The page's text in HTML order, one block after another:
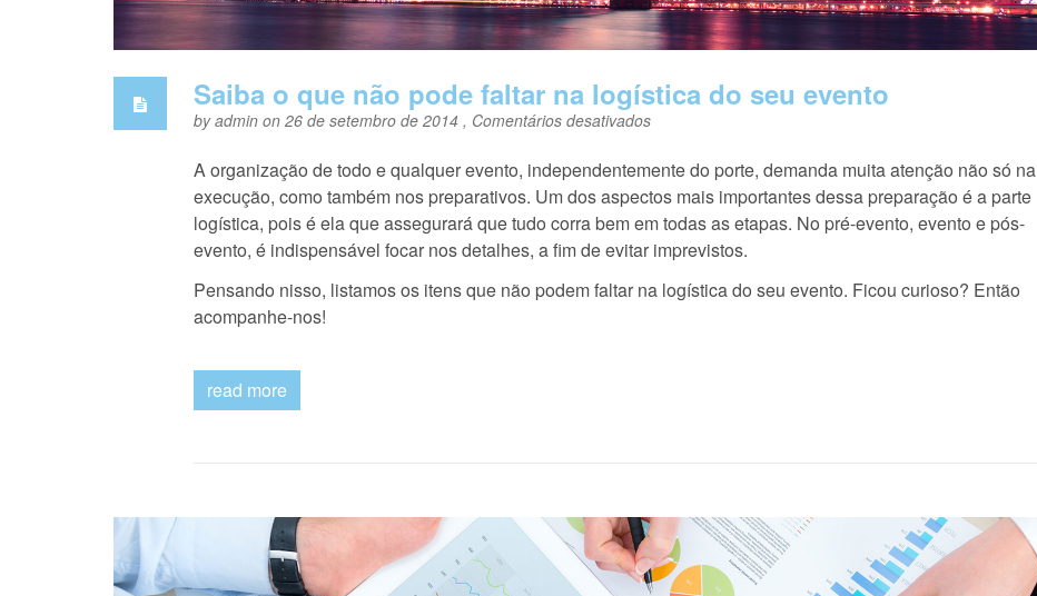
Saiba o que não pode faltar na logística do seu evento
byadmin on 26 de setembro de 2014 , Comentários desativadosem
que
não
pode
na
logística
do
A organização de todo e qualquer evento, independentemente do porte, demanda muita atenção não só na
execução, como também nos preparativos. Um dos aspectos mais importantes dessa preparação é a parte
logística, pois é ela que assegurará que tudo corra bem em todas as etapas. No pré-evento, evento e pós-
evento, é indispensável focar nos detalhes, a fim de evitar imprevistos.
Pensando nisso, listamos os itens que não podem faltar na logística do seu evento. Ficou curioso? Então
acompanhe-nos!
read more